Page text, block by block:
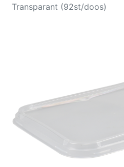
Transparant (92st/doos)